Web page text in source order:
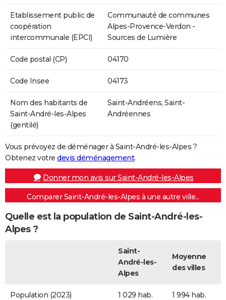
Etablissement public de
coopération
intercommunale (EPCI)
Communauté de communes
Alpes-Provence-Verdon -
Sources de Lumière
Code postal (CP) 04170
Code Insee 04173
Nom des habitants de
Saint-André-les-Alpes
(gentilé)
Saint-Andréens, Saint-
Andréennes
Vous prévoyez de déménager à Saint-André-les-Alpes ?
Obtenez votre devis déménagement.
Donner mon avis sur Saint-André-les-Alpes
Comparer Saint-André-les-Alpes à une autre ville...
Quelle est la population de Saint-André-les-
Alpes ?
Saint-
André-les-
Alpes
Moyenne
des villes
Population (2023) 1 029 hab. 1 994 hab.